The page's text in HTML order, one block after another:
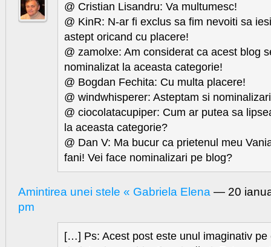
@ Cristian Lisandru: Va multumesc!
@ KinR: N-ar fi exclus sa fim nevoiti sa
astept oricand cu placere!
@ zamolxe: Am considerat ca acest blog
nominalizat la aceasta categorie!
@ Bogdan Fechita: Cu multa placere!
@ windwhisperer: Asteptam si
@ ciocolatacupiper: Cum ar putea sa
la aceasta categorie?
@ Dan V: Ma bucur ca prietenul meu
fani! Vei face nominalizari pe blog?
Amintirea unei stele « Gabriela Elena — 20
pm
[…] Ps: Acest post este unul imaginativ pe